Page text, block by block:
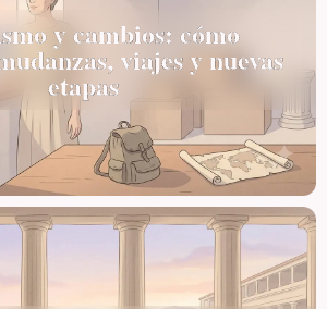
y cambios: cómo
viajes y nuevas
etapas